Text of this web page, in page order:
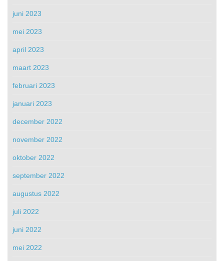
juni 2023
mei 2023
april 2023
maart 2023
februari 2023
januari 2023
december 2022
november 2022
oktober 2022
september 2022
augustus 2022
juli 2022
juni 2022
mei 2022